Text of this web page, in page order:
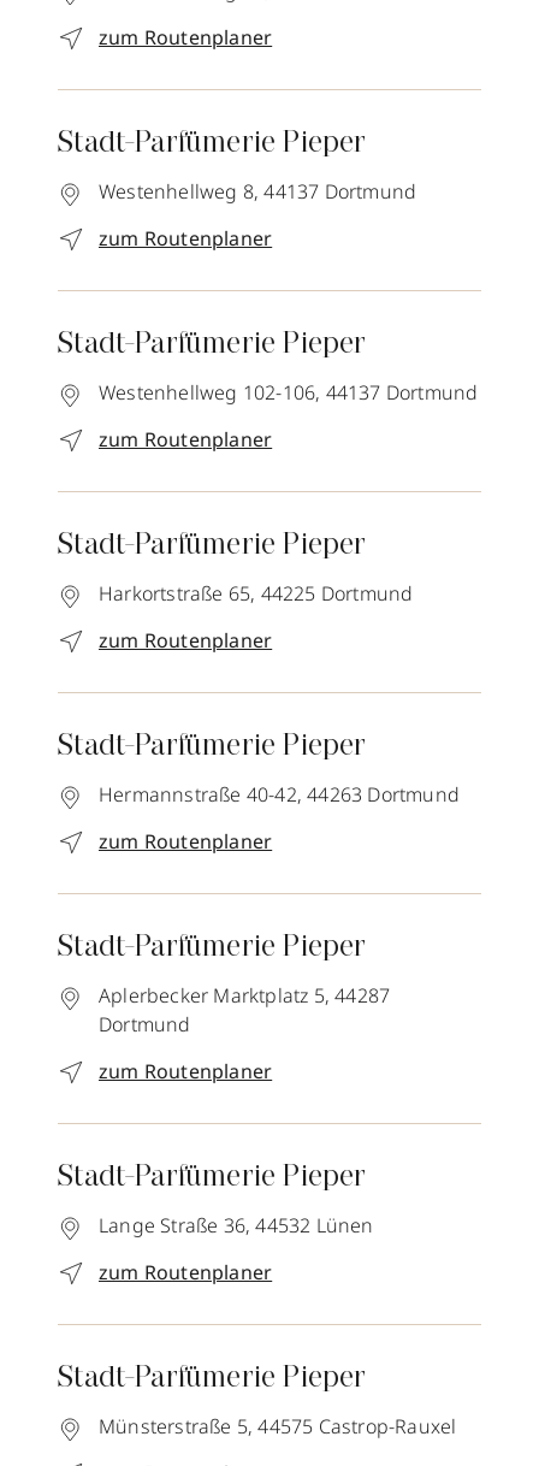
zum Routenplaner
Stadt-Parfümerie Pieper
Westenhellweg 8, 44137 Dortmund
zum Routenplaner
Stadt-Parfümerie Pieper
Westenhellweg 102-106, 44137 Dortmund
zum Routenplaner
Stadt-Parfümerie Pieper
Harkortstraße 65, 44225 Dortmund
zum Routenplaner
Stadt-Parfümerie Pieper
Hermannstraße 40-42, 44263 Dortmund
zum Routenplaner
Stadt-Parfümerie Pieper
Aplerbecker Marktplatz 5, 44287
Dortmund
zum Routenplaner
Stadt-Parfümerie Pieper
Lange Straße 36, 44532 Lünen
zum Routenplaner
Stadt-Parfümerie Pieper
Münsterstraße 5, 44575 Castrop-Rauxel